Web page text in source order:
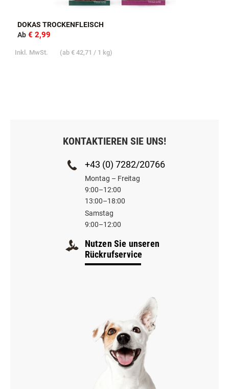
DOKAS TROCKENFLEISCH
Ab € 2,99
Inkl. MwSt. (ab € 42,71 / 1 kg)
KONTAKTIEREN SIE UNS!
+43 (0) 7282/20766
Montag – Freitag
9:00–12:00
13:00–18:00
Samstag
9:00–12:00
Nutzen Sie unseren
Rückrufservice